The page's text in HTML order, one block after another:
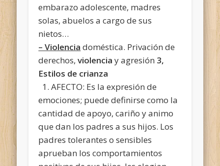
embarazo adolescente, madres
solas, abuelos a cargo de sus
nietos…
– Violencia doméstica. Privación de
derechos,violencia y agresión 3,
Estilos de crianza
1. AFECTO: Es la expresión de
emociones; puede definirse como la
cantidad de apoyo, cariño y animo
que dan los padres a sus hijos. Los
padres tolerantes o sensibles
aprueban los comportamientos